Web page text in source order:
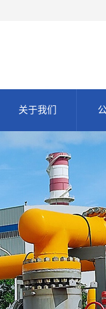
关于我们